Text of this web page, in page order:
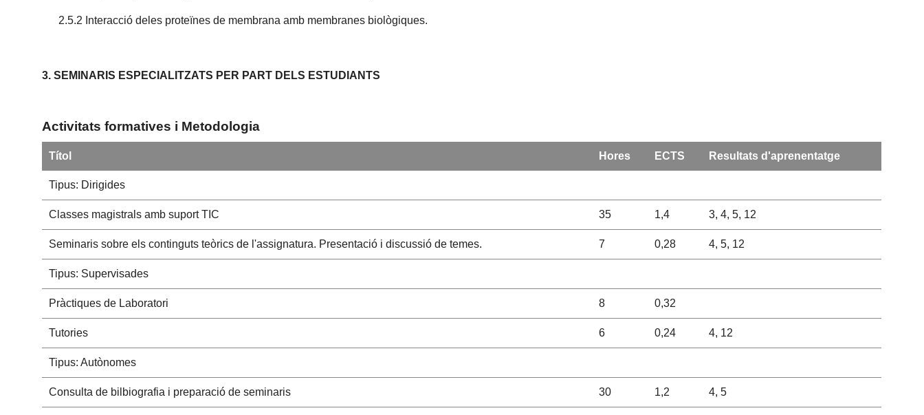
2.5.2 Interacció deles proteïnes de membrana amb membranes biològiques.
3. SEMINARIS ESPECIALITZATS PER PART DELS ESTUDIANTS
Activitats formatives i Metodologia
Títol Hores ECTS Resultats d'aprenentatge
Tipus: Dirigides
Classes magistrals amb suport TIC 35 1,4 3, 4, 5, 12
Seminaris sobre els continguts teòrics de l'assignatura. Presentació i discussió de temes. 7 0,28 4, 5, 12
Tipus: Supervisades
Pràctiques de Laboratori 8 0,32
Tutories 6 0,24 4, 12
Tipus: Autònomes
Consulta de bilbiografia i preparació de seminaris 30 1,2 4, 5